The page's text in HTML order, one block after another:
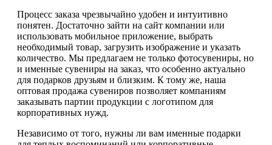
Процесс заказа чрезвычайно удобен и интуитивно
понятен. Достаточно зайти на сайт компании или
использовать мобильное приложение, выбрать
необходимый товар, загрузить изображение и указать
количество. Мы предлагаем не только фотосувениры, но
и именные сувениры на заказ, что особенно актуально
для подарков друзьям и близким. К тому же, наша
оптовая продажа сувениров позволяет компаниям
заказывать партии продукции с логотипом для
корпоративных нужд.
Независимо от того, нужны ли вам именные подарки